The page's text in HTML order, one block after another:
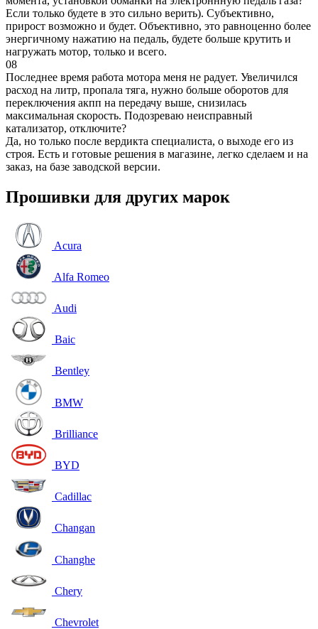
Если только будете в это сильно верить). Субъективно,
прирост возможно и будет. Объективно, это равноценно более
энергичному нажатию на педаль, будете больше крутить и
нагружать мотор, только и всего.
08
Последнее время работа мотора меня не радует. Увеличился
расход на литр, пропала тяга, нужно больше оборотов для
переключения акпп на передачу выше, снизилась
максимальная скорость. Подозреваю неисправный
катализатор, отключите?
Да, но только после вердикта специалиста, о выходе его из
строя. Есть и готовые решения в магазине, легко сделаем и на
заказ, на базе заводской версии.
Прошивки для других марок
Acura
Alfa Romeo
Audi
Baic
Bentley
BMW
Brilliance
BYD
Cadillac
Changan
Changhe
Chery
Chevrolet